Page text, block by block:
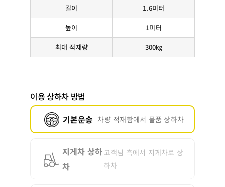
길이 1.6미터
높이 1미터
최대 적재량 300㎏
이용 상하차 방법
기본운송 차량 적재함에서 물품 상하차
지게차 상하
차
고객님 측에서 지게차로 상
하차